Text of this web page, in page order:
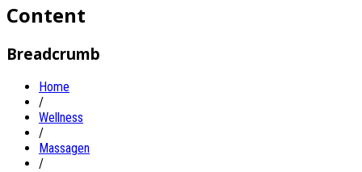
Content
Breadcrumb
Home
/
Wellness
/
Massagen
/